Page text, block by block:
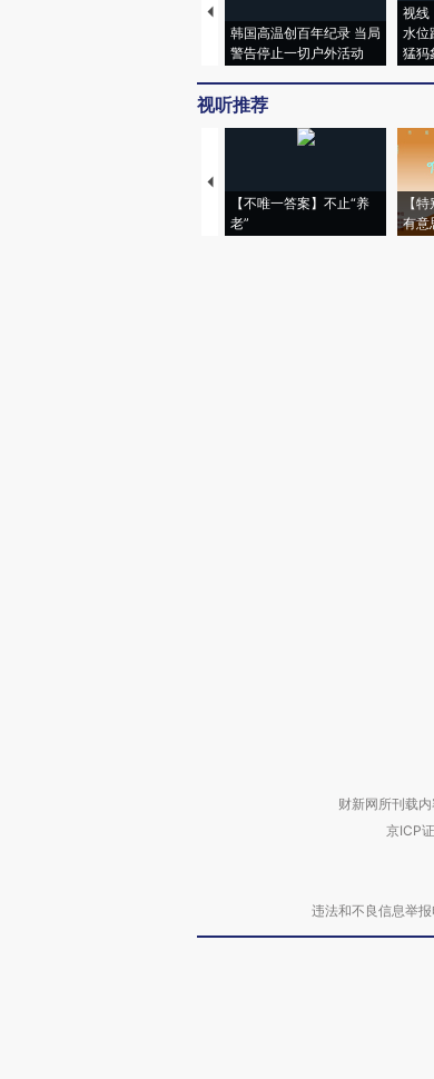
韩国高温创百年纪录 当局
警告停止一切户外活动
视线
水位
猛犸
视听推荐
【不唯一答案】不止“养
老”
【
有意
财新网所刊载
京ICP
违法和不良信息举